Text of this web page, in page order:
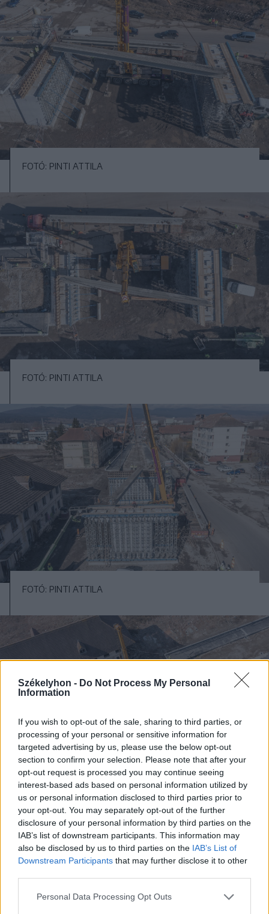
Székelyhon - Do Not Process My Personal
Information
If you wish to opt-out of the sale, sharing to third parties, or
processing of your personal or sensitive information for
targeted advertising by us, please use the below opt-out
section to confirm your selection. Please note that after your
opt-out request is processed you may continue seeing
interest-based ads based on personal information utilized by
us or personal information disclosed to third parties prior to
your opt-out. You may separately opt-out of the further
disclosure of your personal information by third parties on the
IAB’s list of downstream participants. This information may
also be disclosed by us to third parties on the IAB’s List of
Downstream Participants that may further disclose it to other
Personal Data Processing Opt Outs
FOTÓ: PINTI ATTILA
FOTÓ: PINTI ATTILA
FOTÓ: PINTI ATTILA
FOTÓ: PINTI ATTILA